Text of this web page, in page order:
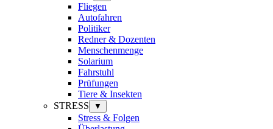
Fliegen
Autofahren
Politiker
Redner & Dozenten
Menschenmenge
Solarium
Fahrstuhl
Prüfungen
Tiere & Insekten
STRESS
▼
Stress & Folgen